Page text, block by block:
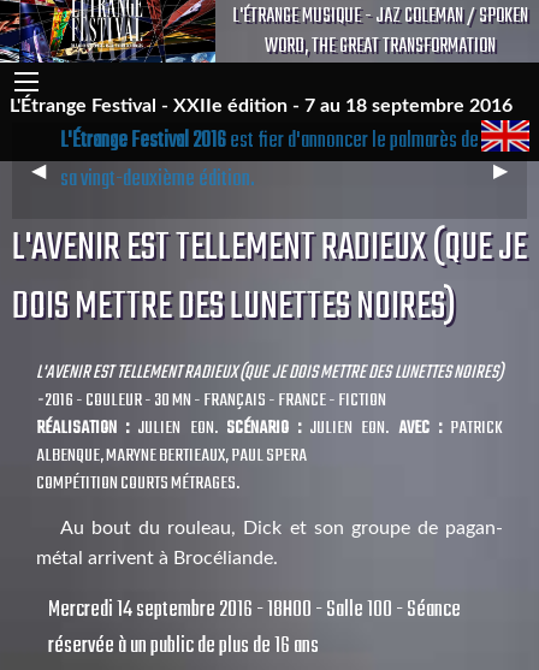
L'ÉTRANGE MUSIQUE - JAZ COLEMAN / SPOKEN
WORD, THE GREAT TRANSFORMATION
L'Étrange Festival - XXIIe édition - 7 au 18 septembre 2016
Previous
Slide
◀︎
Next
▶︎
L'Étrange Festival 2016est fier d'annoncer le palmarès de
sa vingt-deuxième édition.
L'AVENIR EST TELLEMENT RADIEUX (QUE JE
DOIS METTRE DES LUNETTES NOIRES)
L'AVENIR EST TELLEMENT RADIEUX (QUE JE DOIS METTRE DES LUNETTES NOIRES)
-2016 - COULEUR - 30 MN - FRANÇAIS - FRANCE - FICTION
RÉALISATION : JULIEN EON. SCÉNARIO : JULIEN EON. AVEC : PATRICK
ALBENQUE, MARYNE BERTIEAUX, PAUL SPERA
COMPÉTITION COURTS MÉTRAGES.
Au bout du rouleau, Dick et son groupe de pagan-
métal arrivent à Brocéliande.
Mercredi 14 septembre 2016 - 18H00 - Salle 100 - Séance
réservée à un public de plus de 16 ans